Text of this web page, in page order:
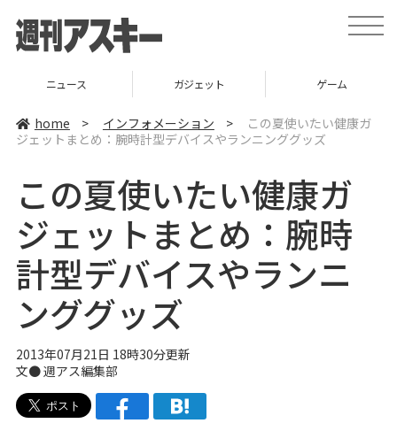
t
o
v
ニュース ガジェット ゲーム
home > インフォメーション >
この夏使いたい健康ガ
ジェットまとめ：腕時計型デバイスやランニンググッズ
この夏使いたい健康ガ
ジェットまとめ：腕時
計型デバイスやランニ
ンググッズ
2013年07月21日 18時30分更新
文●週アス編集部